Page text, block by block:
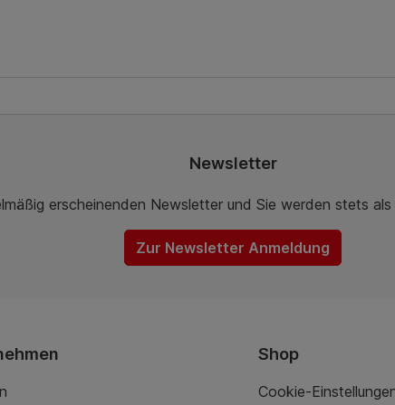
Newsletter
erscheinenden Newsletter und Sie werden stets
Zur Newsletter Anmeldung
Shop
Cookie-